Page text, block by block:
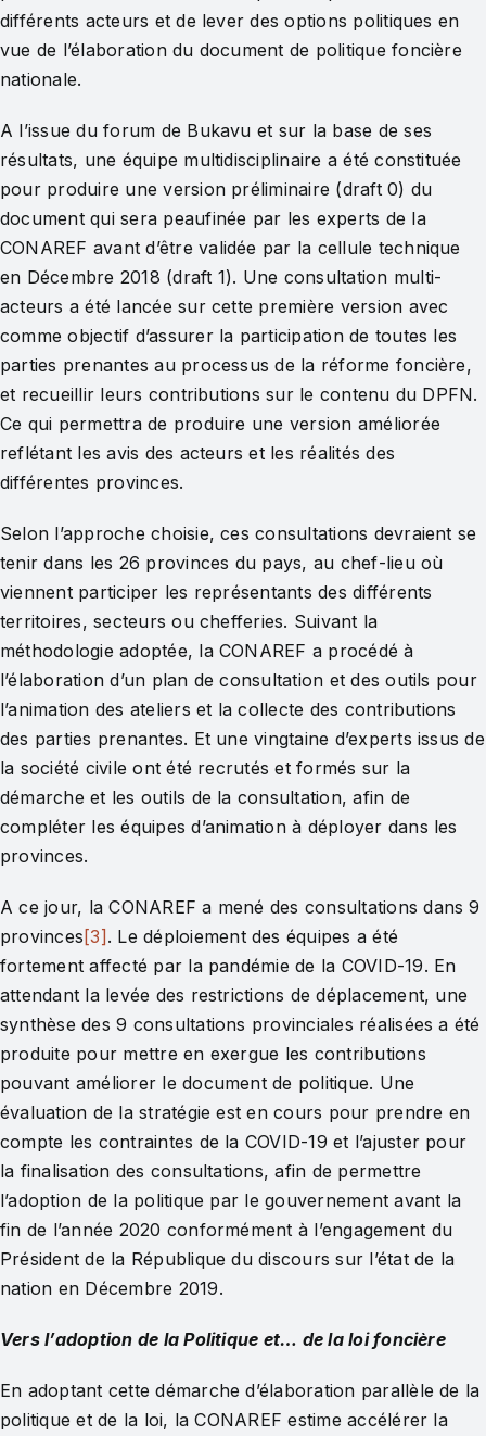
différents acteurs et de lever des options politiques en
vue de l’élaboration du document de politique foncière
nationale.
A l’issue du forum de Bukavu et sur la base de ses
résultats, une équipe multidisciplinaire a été constituée
pour produire une version préliminaire (draft 0) du
document qui sera peaufinée par les experts de la
CONAREF avant d’être validée par la cellule technique
en Décembre 2018 (draft 1). Une consultation multi-
acteurs a été lancée sur cette première version avec
comme objectif d’assurer la participation de toutes les
parties prenantes au processus de la réforme foncière,
et recueillir leurs contributions sur le contenu du DPFN.
Ce qui permettra de produire une version améliorée
reflétant les avis des acteurs et les réalités des
différentes provinces.
Selon l’approche choisie, ces consultations devraient se
tenir dans les 26 provinces du pays, au chef-lieu où
viennent participer les représentants des différents
territoires, secteurs ou chefferies. Suivant la
méthodologie adoptée, la CONAREF a procédé à
l’élaboration d’un plan de consultation et des outils pour
l’animation des ateliers et la collecte des contributions
des parties prenantes. Et une vingtaine d’experts issus de
la société civile ont été recrutés et formés sur la
démarche et les outils de la consultation, afin de
compléter les équipes d’animation à déployer dans les
provinces.
A ce jour, la CONAREF a mené des consultations dans 9
provinces[3]. Le déploiement des équipes a été
fortement affecté par la pandémie de la COVID-19. En
attendant la levée des restrictions de déplacement, une
synthèse des 9 consultations provinciales réalisées a été
produite pour mettre en exergue les contributions
pouvant améliorer le document de politique. Une
évaluation de la stratégie est en cours pour prendre en
compte les contraintes de la COVID-19 et l’ajuster pour
la finalisation des consultations, afin de permettre
l’adoption de la politique par le gouvernement avant la
fin de l’année 2020 conformément à l’engagement du
Président de la République du discours sur l’état de la
nation en Décembre 2019.
Vers l’adoption de la Politique et… de la loi foncière
En adoptant cette démarche d’élaboration parallèle de la
politique et de la loi, la CONAREF estime accélérer la